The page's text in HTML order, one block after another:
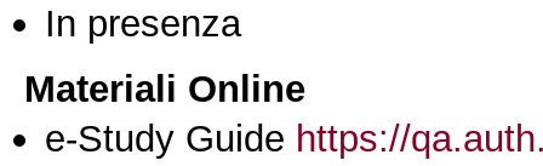
In presenza
Materiali Online
e-Study Guide https://